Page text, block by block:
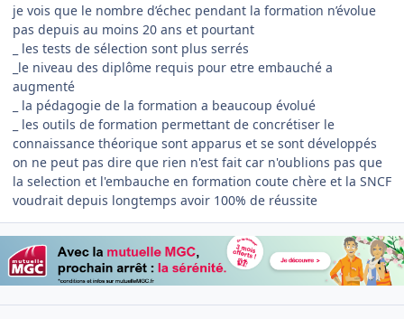
je vois que le nombre d’échec pendant la formation n’évolue
pas depuis au moins 20 ans et pourtant
_ les tests de sélection sont plus serrés
_le niveau des diplôme requis pour etre embauché a
augmenté
_ la pédagogie de la formation a beaucoup évolué
_ les outils de formation permettant de concrétiser le
connaissance théorique sont apparus et se sont développés
on ne peut pas dire que rien n'est fait car n'oublions pas que
la selection et l'embauche en formation coute chère et la SNCF
voudrait depuis longtemps avoir 100% de réussite